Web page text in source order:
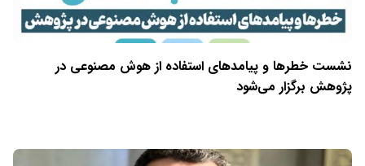
نشست خطرها و پیامدهای استفاده از هوش مصنوعی در
پژوهش برگزار می‌شود